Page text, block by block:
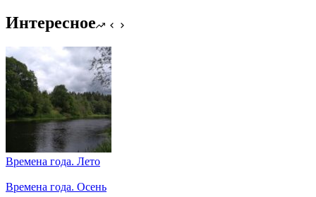
Интересное
Времена года. Лето
Времена года. Осень